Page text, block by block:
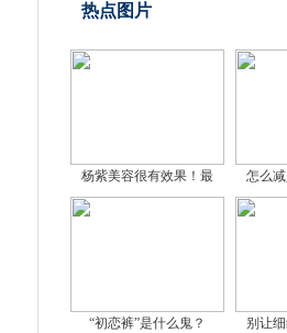
热点图片
杨紫美容很有效果！最 怎么
“初恋裤”是什么鬼？ 别让